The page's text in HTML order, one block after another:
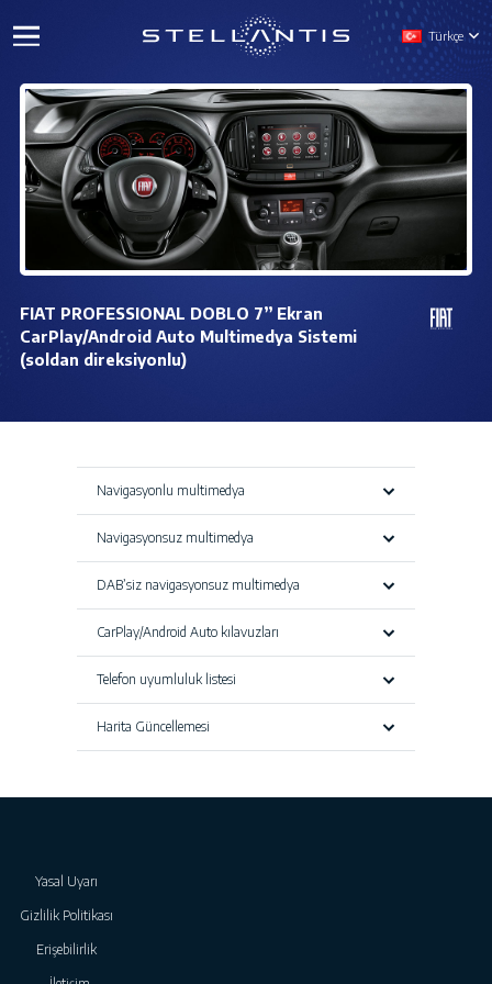
Türkçe
FIAT PROFESSIONAL DOBLO 7” Ekran
CarPlay/Android Auto Multimedya Sistemi
(soldan direksiyonlu)
Navigasyonlu multimedya
Navigasyonsuz multimedya
DAB’siz navigasyonsuz multimedya
CarPlay/Android Auto kılavuzları
Telefon uyumluluk listesi
Harita Güncellemesi
Yasal Uyarı
Gizlilik Politikası
Erişebilirlik